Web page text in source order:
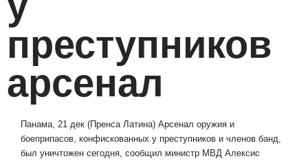
преступников
арсенал
Панама, 21 дек (Пренса Латина) Арсенал оружия и
боеприпасов, конфискованных у преступников и членов банд,
был уничтожен сегодня, сообщил министр МВД Алексис